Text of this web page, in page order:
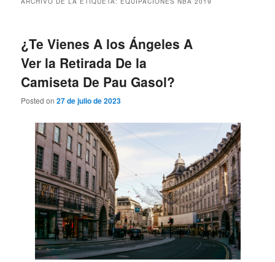
¿Te Vienes A los Ángeles A
Ver la Retirada De la
Camiseta De Pau Gasol?
Posted on27 de julio de 2023